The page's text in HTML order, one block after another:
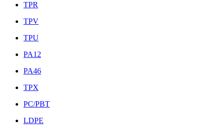
TPR
TPV
TPU
PA12
PA46
TPX
PC/PBT
LDPE